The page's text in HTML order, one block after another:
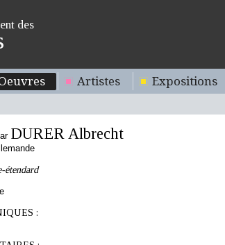
des
Artistes Expositions
DURER Albrecht
étendard
: